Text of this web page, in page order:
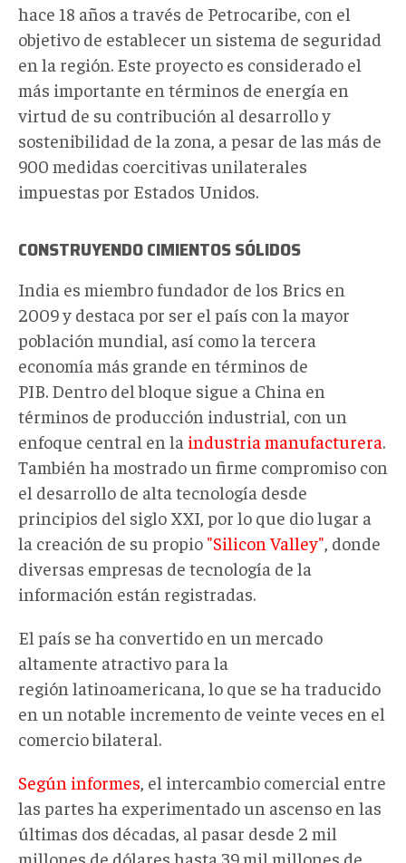
hace 18 años a través de Petrocaribe, con el
objetivo de establecer un sistema de seguridad
en la región. Este proyecto es considerado el
más importante en términos de energía en
virtud de su contribución al desarrollo y
sostenibilidad de la zona, a pesar de las más de
900 medidas coercitivas unilaterales
impuestas por Estados Unidos.
CONSTRUYENDO CIMIENTOS SÓLIDOS
India es miembro fundador de los Brics en
2009 y destaca por ser el país con la mayor
población mundial, así como la tercera
economía más grande en términos de
PIB. Dentro del bloque sigue a China en
términos de producción industrial, con un
enfoque central en la industria manufacturera.
También ha mostrado un firme compromiso con
el desarrollo de alta tecnología desde
principios del siglo XXI, por lo que dio lugar a
la creación de su propio "Silicon Valley" , donde
diversas empresas de tecnología de la
información están registradas.
El país se ha convertido en un mercado
altamente atractivo para la
región latinoamericana, lo que se ha traducido
en un notable incremento de veinte veces en el
comercio bilateral.
Según informes , el intercambio comercial entre
las partes ha experimentado un ascenso en las
últimas dos décadas, al pasar desde 2 mil
millones de dólares hasta 39 mil millones de